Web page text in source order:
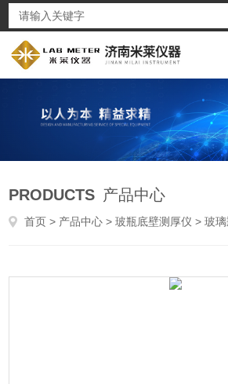
PRODUCTS 产品中心
首页 > 产品中心 >玻瓶底壁测厚仪 >玻